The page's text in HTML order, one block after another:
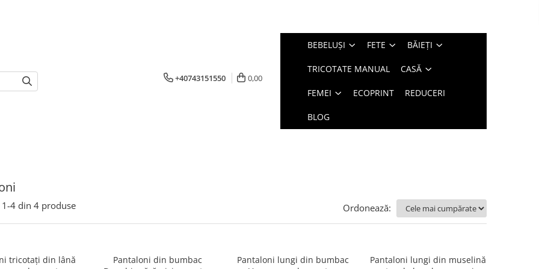
+40743151550 0,00
BEBELUȘI FETE BĂIEȚI
TRICOTATE MANUAL CASĂ
FEMEI ECOPRINT REDUCERI
BLOG
1-4 din 4 produse Ordonează:
tricotați din lână
Pantaloni din bumbac
Pantaloni lungi din bumbac
Pantaloni lungi din muselină